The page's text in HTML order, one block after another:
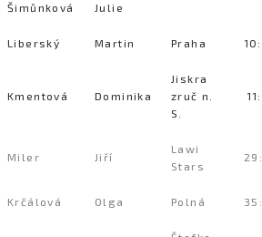
Šimůnková Julie
Liberský Martin Praha
Kmentová Dominika
Jiskra
zruč n.
S.
Miler Jiří
Lawi
Stars
Krčálová Olga Polná